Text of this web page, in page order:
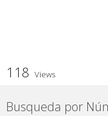
118 Views
Busqueda por